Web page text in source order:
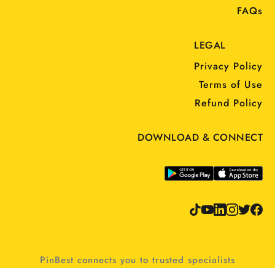
FAQs
LEGAL
Privacy Policy
Terms of Use
Refund Policy
DOWNLOAD & CONNECT
PinBest connects you to trusted specialists